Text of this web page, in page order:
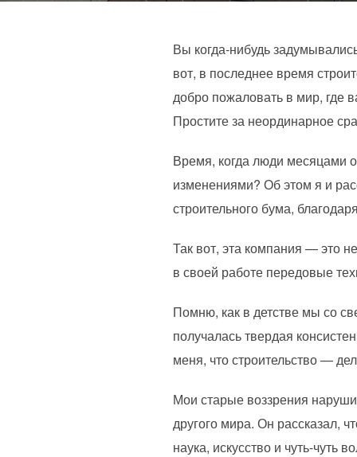
Вы когда-нибудь
вот, в последнее время
добро пожаловать в мир, где
Простите за неординарное
Время, когда люди месяцами
изменениями? Об этом я и
строительного бума,
Так вот, эта компания — это
в своей работе передовые
Помню, как в детстве мы со
получалась твердая
меня, что строительство —
Мои старые воззрения
другого мира. Он рассказал,
наука, искусство и чуть-чуть